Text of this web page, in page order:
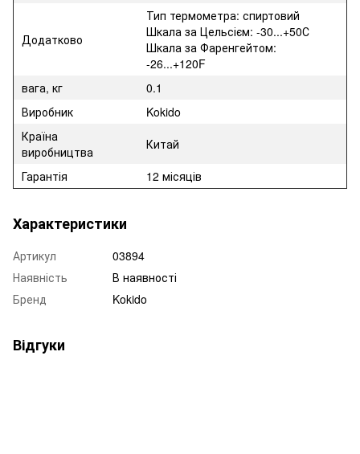
Додатково
Тип термометра: спиртовий
Шкала за Цельсієм: -30...+50С
Шкала за Фаренгейтом:
-26...+120F
вага, кг
0.1
Виробник
Kokido
Країна
виробництва
Китай
Гарантія
12 місяців
Характеристики
Артикул
03894
Наявність
В наявності
Бренд
Kokido
Відгуки